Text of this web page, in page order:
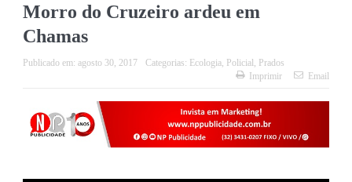
Morro do Cruzeiro ardeu em
Chamas
Publicado em: agosto 30, 2017 Categorias: Ecologia, Policial , Prados
Imprimir
Email